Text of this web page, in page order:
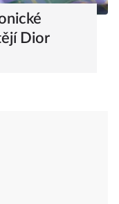
Dior